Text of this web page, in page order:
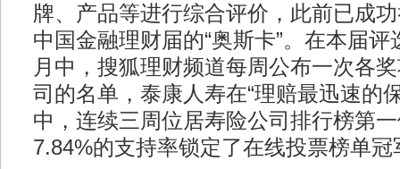
牌、产品等进行综合评价，此前已成
中国金融理财届的“奥斯卡”。在本届
月中，搜狐理财频道每周公布一次各
司的名单，泰康人寿在“理赔最迅速的
中，连续三周位居寿险公司排行榜第
7.84%的支持率锁定了在线投票榜单冠